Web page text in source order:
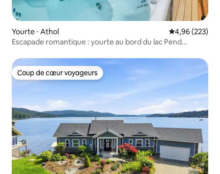
Yourte ⋅ Athol Évaluation
4,96 (223)
Escapade romantique : yourte au bord du lac Pend
Coup de cœur voyageurs
Coup de cœur voyageurs